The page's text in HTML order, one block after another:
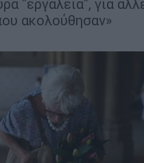
"εργαλεία", για
ακολούθησαν»